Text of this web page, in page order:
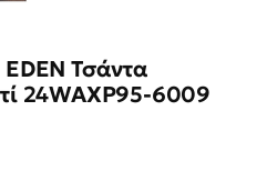
Τσάντα
24WAXP95-6009
was: €90.00.